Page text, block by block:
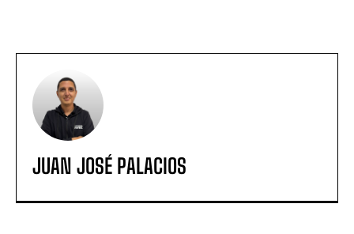
JUAN JOSÉ PALACIOS